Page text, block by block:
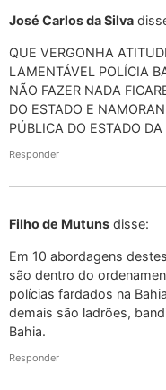
José Carlos da Silva
QUE VERGONHA
LAMENTÁVEL POLÍCIA
NÃO FAZER NADA
DO ESTADO E
PÚBLICA DO ESTADO
Responder
Filho de Mutuns disse:
Em 10 abordagens
são dentro do
polícias fardados na
demais são ladrões,
Bahia.
Responder